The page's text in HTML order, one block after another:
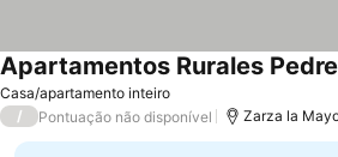
Casa/apartamento inteiro
Apartamentos Rurales
/ Pontuação não disponível Zarza la